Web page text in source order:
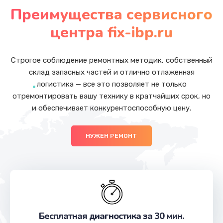
Заказать
от 1290 руб.
Заказать
Замена экрана
от 940 руб.
Заказать
Заказать
Замена контроллера питания
Преимущества сервисного
центра fix-ibp.ru
Строгое соблюдение ремонтных методик, собственный
склад запасных частей и отлично отлаженная
логистика — все это позволяет не только
отремонтировать вашу технику в кратчайших срок, но
и обеспечивает конкурентоспособную цену.
НУЖЕН РЕМОНТ
Бесплатная диагностика за 30 мин.